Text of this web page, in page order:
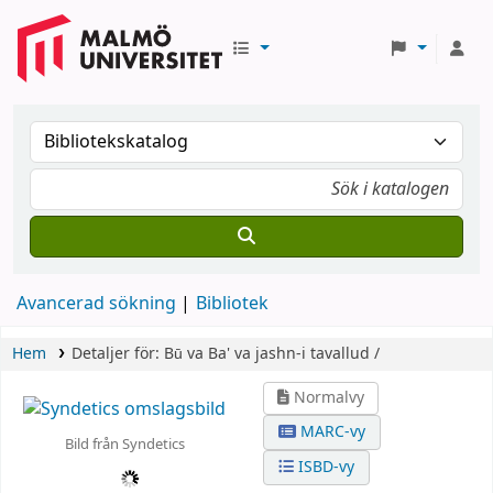
Avancerad sökning Bibliotek
Hem Detaljer för: Bū va Ba' va jashn-i tavallud /
Bild från Syndetics
Normalvy
MARC-vy
ISBD-vy